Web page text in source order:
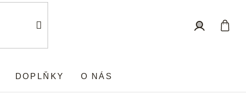
DOPLŇKY O NÁS